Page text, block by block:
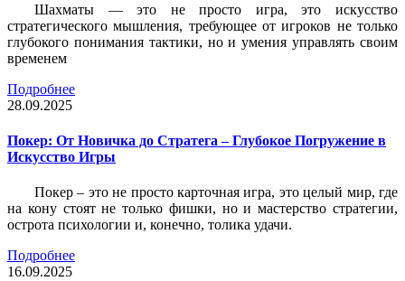
Шахматы — это не просто игра, это искусство
стратегического мышления, требующее от игроков не только
глубокого понимания тактики, но и умения управлять своим
временем
Подробнее
28.09.2025
Покер: От Новичка до Стратега – Глубокое Погружение в
Искусство Игры
Покер – это не просто карточная игра, это целый мир, где
на кону стоят не только фишки, но и мастерство стратегии,
острота психологии и, конечно, толика удачи.
Подробнее
16.09.2025